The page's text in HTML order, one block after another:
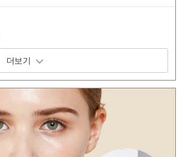
패키지 보기 토글